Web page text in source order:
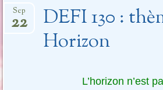
DEFI 130 :
Horizon
Sep
22
L’horizon n’est